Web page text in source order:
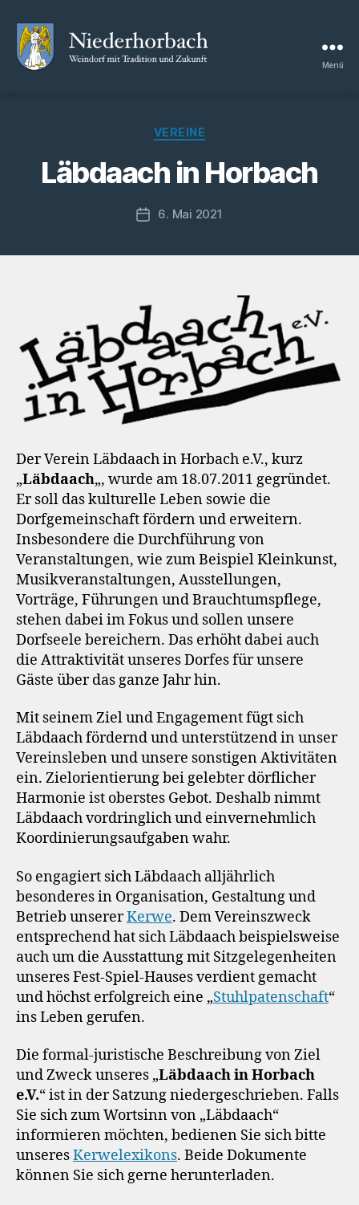
Menü
Kategorien
VEREINE
Läbdaach in Horbach
Veröffentlichungsdatum
6. Mai 2021
Der Verein Läbdaach in Horbach e.V., kurz
„Läbdaach„, wurde am 18.07.2011 gegründet.
Er soll das kulturelle Leben sowie die
Dorfgemeinschaft fördern und erweitern.
Insbesondere die Durchführung von
Veranstaltungen, wie zum Beispiel Kleinkunst,
Musikveranstaltungen, Ausstellungen,
Vorträge, Führungen und Brauchtumspflege,
stehen dabei im Fokus und sollen unsere
Dorfseele bereichern. Das erhöht dabei auch
die Attraktivität unseres Dorfes für unsere
Gäste über das ganze Jahr hin.
Mit seinem Ziel und Engagement fügt sich
Läbdaach fördernd und unterstützend in unser
Vereinsleben und unsere sonstigen Aktivitäten
ein. Zielorientierung bei gelebter dörflicher
Harmonie ist oberstes Gebot. Deshalb nimmt
Läbdaach vordringlich und einvernehmlich
Koordinierungsaufgaben wahr.
So engagiert sich Läbdaach alljährlich
besonderes in Organisation, Gestaltung und
Betrieb unsererKerwe. Dem Vereinszweck
entsprechend hat sich Läbdaach beispielsweise
auch um die Ausstattung mit Sitzgelegenheiten
unseres Fest-Spiel-Hauses verdient gemacht
und höchst erfolgreich eine „Stuhlpatenschaft“
ins Leben gerufen.
Die formal-juristische Beschreibung von Ziel
und Zweck unseres „Läbdaach in Horbach
e.V.“ ist in der Satzung niedergeschrieben. Falls
Sie sich zum Wortsinn von „Läbdaach“
informieren möchten, bedienen Sie sich bitte
unseresKerwelexikons. Beide Dokumente
können Sie sich gerne herunterladen.